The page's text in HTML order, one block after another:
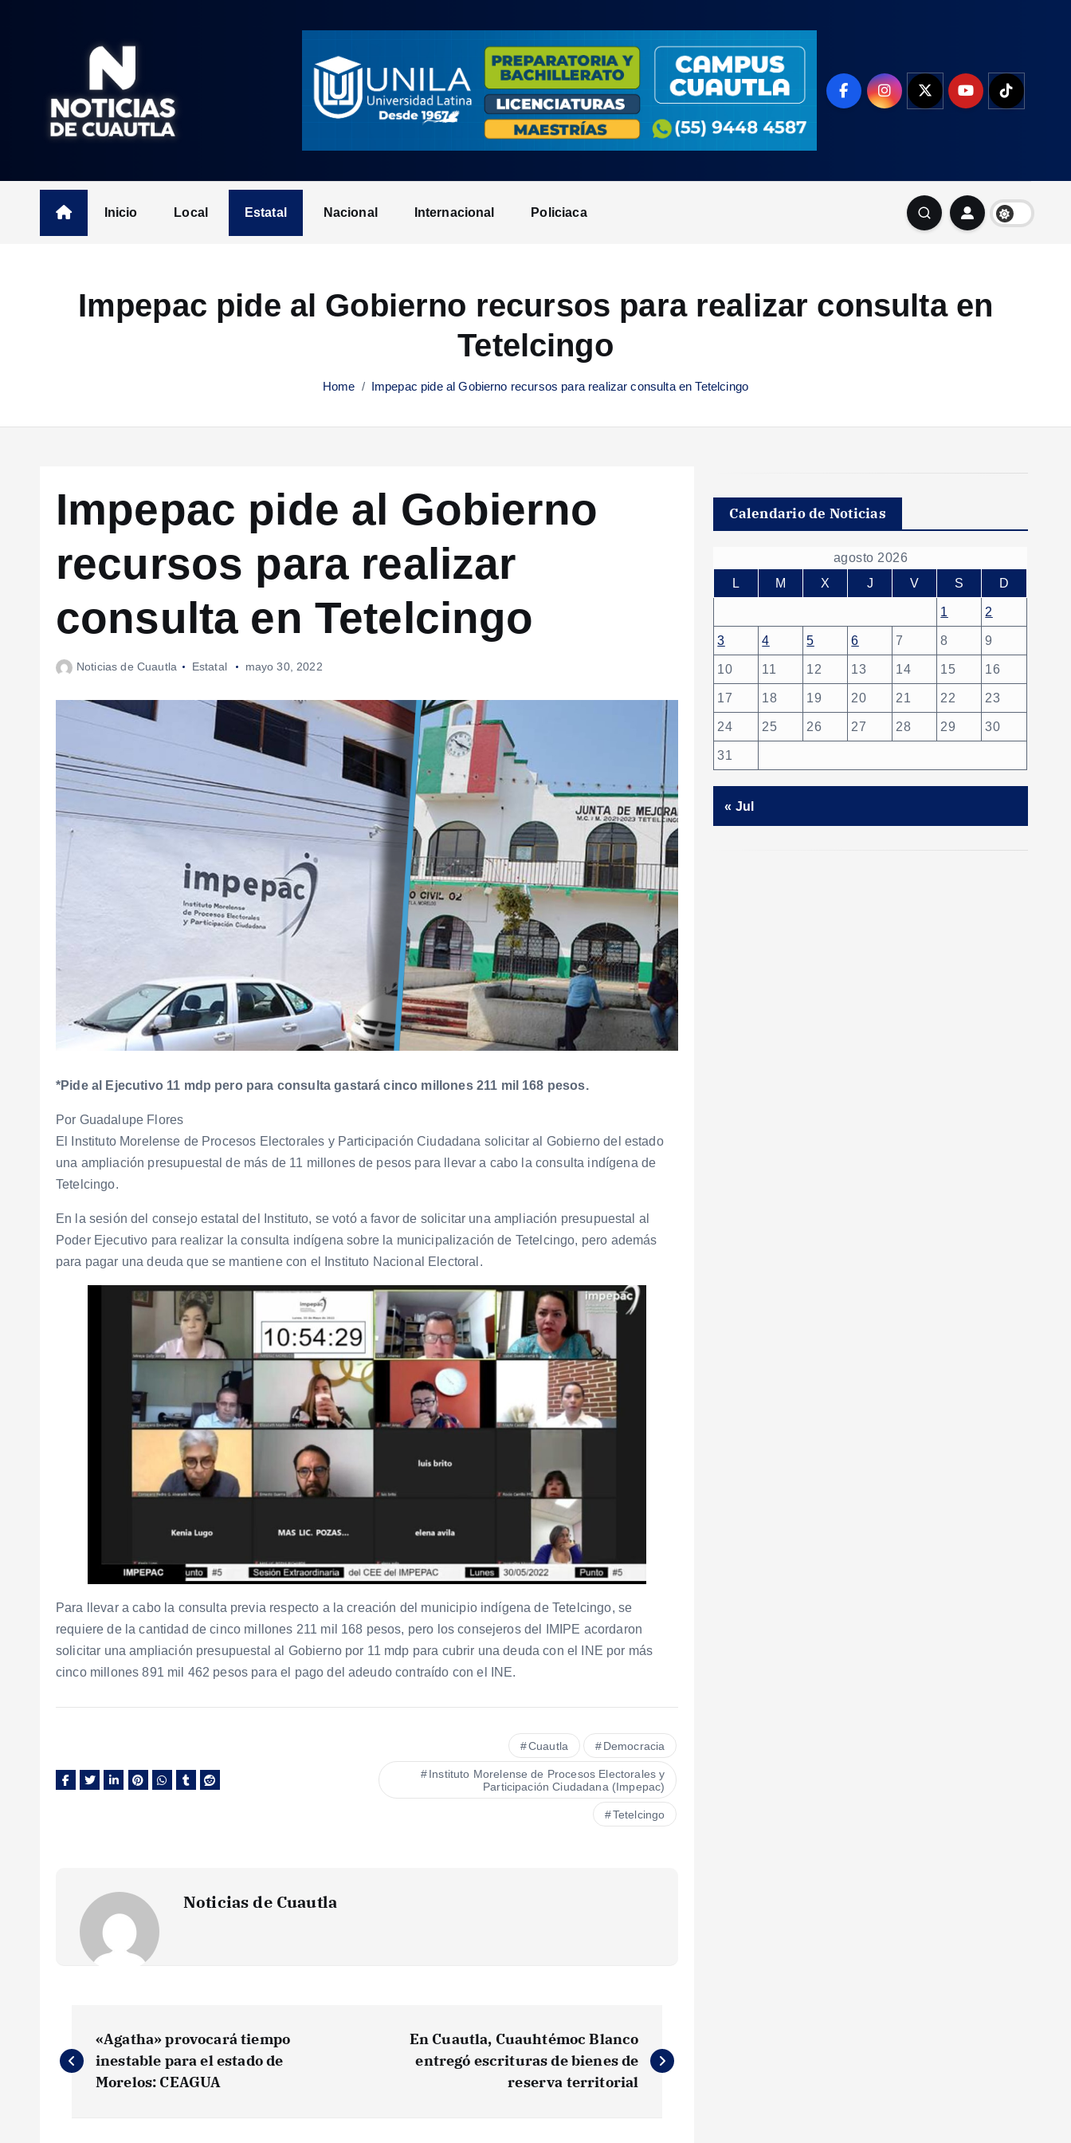
n
Inicio Local Estatal Nacional Internacional Policiaca
Impepac pide al Gobierno recursos para realizar consulta en
Tetelcingo
Home Impepac pide al Gobierno recursos para realizar consulta en Tetelcingo
Impepac pide al Gobierno
recursos para realizar
consulta en Tetelcingo
Noticias de Cuautla Estatal mayo 30, 2022
*Pide al Ejecutivo 11 mdp pero para consulta gastará cinco millones 211 mil 168 pesos.
Por Guadalupe Flores
El Instituto Morelense de Procesos Electorales y Participación Ciudadana solicitar al Gobierno del estado
una ampliación presupuestal de más de 11 millones de pesos para llevar a cabo la consulta indígena de
Tetelcingo.
En la sesión del consejo estatal del Instituto, se votó a favor de solicitar una ampliación presupuestal al
Poder Ejecutivo para realizar la consulta indígena sobre la municipalización de Tetelcingo, pero además
para pagar una deuda que se mantiene con el Instituto Nacional Electoral.
Para llevar a cabo la consulta previa respecto a la creación del municipio indígena de Tetelcingo, se
requiere de la cantidad de cinco millones 211 mil 168 pesos, pero los consejeros del IMIPE acordaron
solicitar una ampliación presupuestal al Gobierno por 11 mdp para cubrir una deuda con el INE por más
cinco millones 891 mil 462 pesos para el pago del adeudo contraído con el INE.
Cuautla Democracia
Instituto Morelense de Procesos Electorales y
Participación Ciudadana (Impepac)
Tetelcingo
Noticias de Cuautla
a
«Agatha» provocará tiempo
inestable para el estado de
Morelos: CEAGUA
En Cuautla, Cuauhtémoc Blanco
entregó escrituras de bienes de
reserva territorial
Calendario de Noticias
agosto 2026
L
M X J V S D
1 2
3 4 5 6 7 8 9
10 11 12 13 14 15 16
17 18 19 20 21 22 23
24 25 26 27 28 29 30
31
« Jul